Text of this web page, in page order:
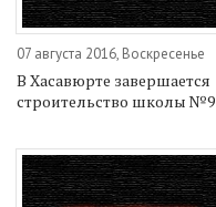
07 августа 2016, Воскресенье
В Хасавюрте завершается
строительство школы №9